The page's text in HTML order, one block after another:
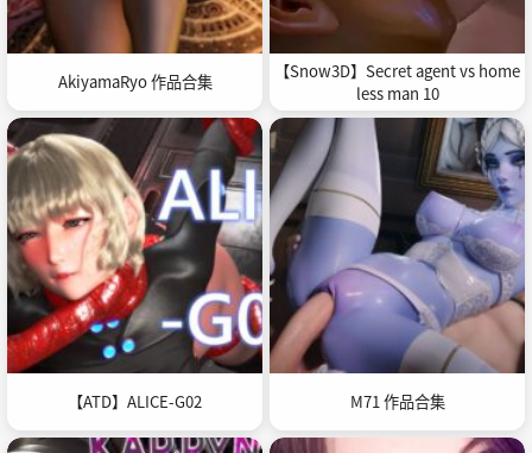
AkiyamaRyo 作品合集
【Snow3D】Secret agent vs home
less man 10
【ATD】ALICE-G02 M71 作品合集